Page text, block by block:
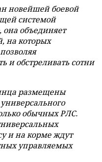
новейшей боевой
системой
объединяет
на которых
и обстреливать сотни
размещены
обычных РЛС.
и на корме ждут
управляемых